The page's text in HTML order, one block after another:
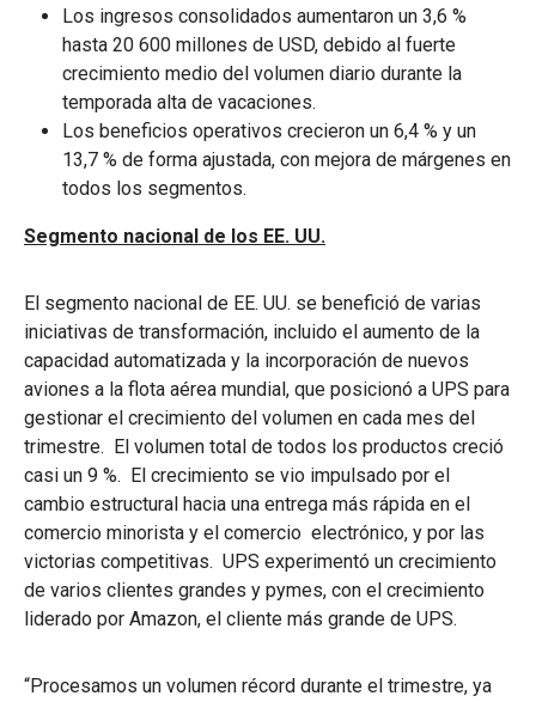
Los ingresos consolidados aumentaron un 3,6 %
hasta 20 600 millones de USD, debido al fuerte
crecimiento medio del volumen diario durante la
temporada alta de vacaciones.
Los beneficios operativos crecieron un 6,4 % y un
13,7 % de forma ajustada, con mejora de márgenes en
todos los segmentos.
Segmento nacional de los EE. UU.
El segmento nacional de EE. UU. se benefició de varias
iniciativas de transformación, incluido el aumento de la
capacidad automatizada y la incorporación de nuevos
aviones a la flota aérea mundial, que posicionó a UPS para
gestionar el crecimiento del volumen en cada mes del
trimestre. El volumen total de todos los productos creció
casi un 9 %. El crecimiento se vio impulsado por el
cambio estructural hacia una entrega más rápida en el
comercio minorista y el comercio electrónico, y por las
victorias competitivas. UPS experimentó un crecimiento
de varios clientes grandes y pymes, con el crecimiento
liderado por Amazon, el cliente más grande de UPS.
“Procesamos un volumen récord durante el trimestre, ya